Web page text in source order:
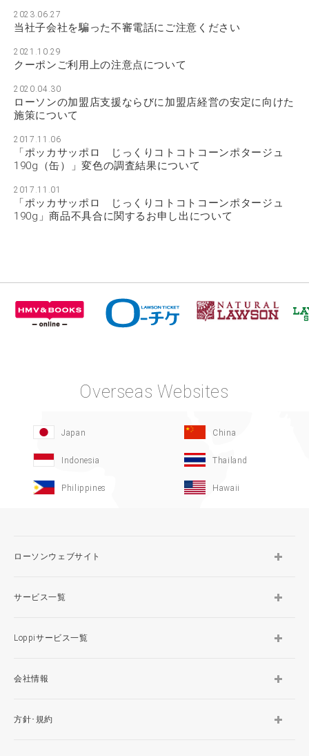
2023.06.27
当社子会社を騙った不審電話にご注意ください
2021.10.29
クーポンご利用上の注意点について
2020.04.30
ローソンの加盟店支援ならびに加盟店経営の安定に向けた
施策について
2017.11.06
「ポッカサッポロ じっくりコトコトコーンポタージュ
190g（缶）」変色の調査結果について
2017.11.01
「ポッカサッポロ じっくりコトコトコーンポタージュ
190g」商品不具合に関するお申し出について
Overseas Websites
Japan China
Indonesia Thailand
Philippines Hawaii
ローソンウェブサイト
サービス一覧
Loppiサービス一覧
会社情報
方針･規約